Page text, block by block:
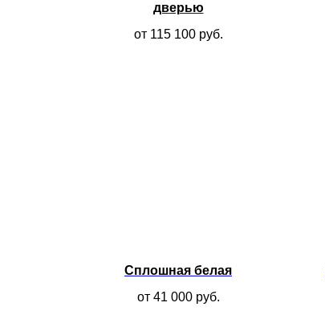
дверью
от 115 100 руб.
Сплошная белая
от 41 000 руб.